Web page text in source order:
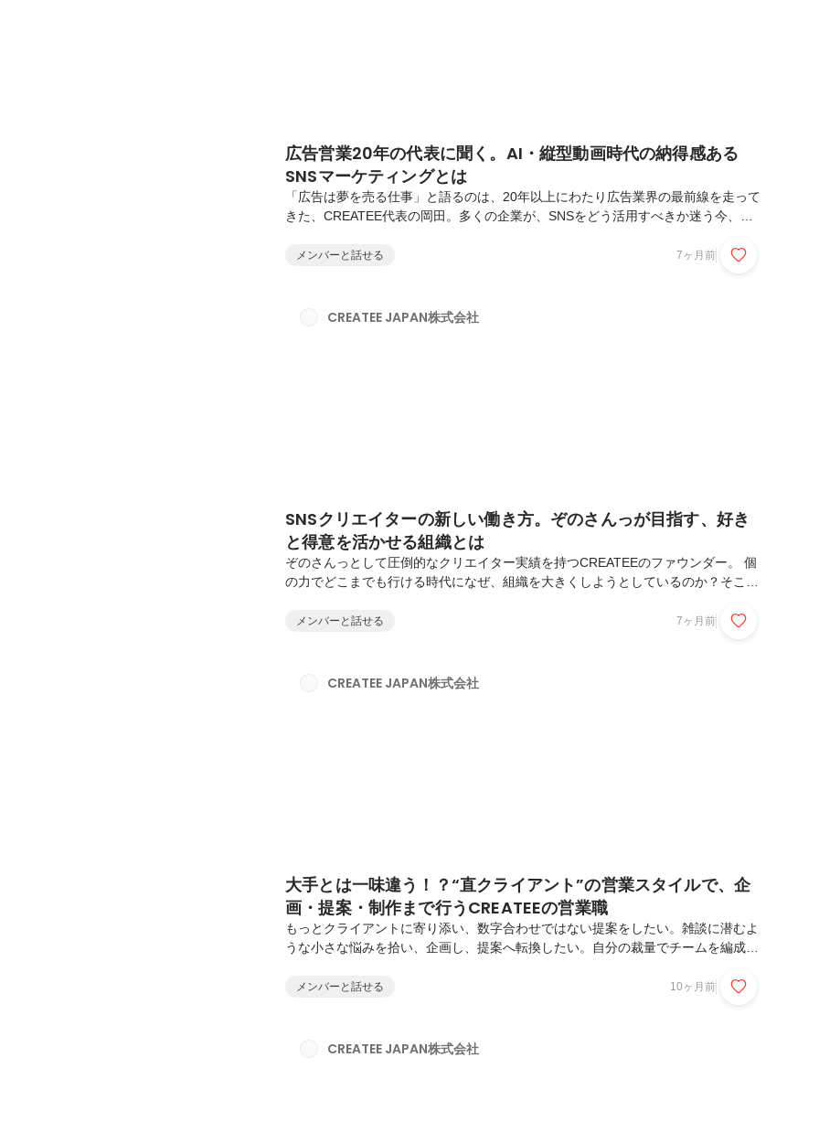
広告営業20年の代表に聞く。AI・縦型動画時代の納得感ある
SNSマーケティングとは
「広告は夢を売る仕事」と語るのは、20年以上にわたり広告業界の最前線を走って
きた、CREATEE代表の岡田。多くの企業が、SNSをどう活用すべきか迷う今、
ています。なぜ今、CREATEEで働くのか。変化の激しいSNSマーケティング市場
ますか？今はまさに過渡期です。「とりあえずSNSをやらなきゃ」という段階は過
メンバーと話せる 7ヶ月前
CREATEE JAPAN株式会社
SNSクリエイターの新しい働き方。ぞのさんっが目指す、好き
と得意を活かせる組織とは
ぞのさんっとして圧倒的なクリエイター実績を持つCREATEEのファウンダー。 個
の力でどこまでも行ける時代になぜ、組織を大きくしようとしているのか？そこに
ありました。今回は、個々の得意を大事にするCREATEEのカルチャーや、求める
われば解散というスタイルでやってきました。それはそれで良かったんですが、こ
メンバーと話せる 7ヶ月前
CREATEE JAPAN株式会社
大手とは一味違う！？“直クライアント”の営業スタイルで、企
画・提案・制作まで行うCREATEEの営業職
もっとクライアントに寄り添い、数字合わせではない提案をしたい。雑談に潜むよ
うな小さな悩みを拾い、企画し、提案へ転換したい。自分の裁量でチームを編成
高く知っていただくため、CEO兼営業の岡田にインタビューしてきました！岡田裕
デジタルメディアへの移行期には、広告営業およびタテ型動画のプロダクトマネー
メンバーと話せる 10ヶ月前
CREATEE JAPAN株式会社